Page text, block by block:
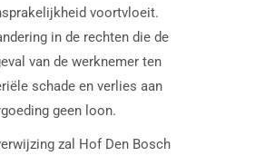
voortvloeit.
in de rechten die de
van de werknemer ten
schade en verlies aan
geen loon.
zal Hof Den Bosch